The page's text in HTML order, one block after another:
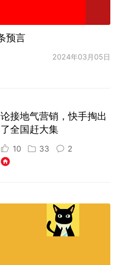
预言
2024年03月05日
论接地气营销，快手掏出
了全国赶大集
10 33 2